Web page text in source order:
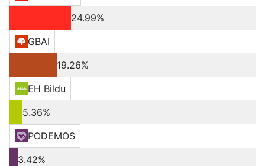
24.99%
GBAI
19.26%
EH Bildu
5.36%
PODEMOS
3.42%